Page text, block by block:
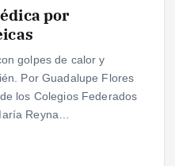
por
golpes de calor y
Por Guadalupe Flores
los Colegios Federados
Reyna…